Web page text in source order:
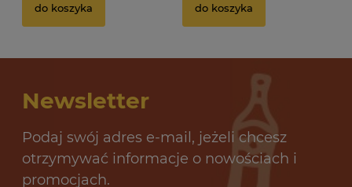
do koszyka do koszyka
Newsletter
Podaj swój adres e-mail, jeżeli chcesz
otrzymywać informacje o nowościach i
promocjach.